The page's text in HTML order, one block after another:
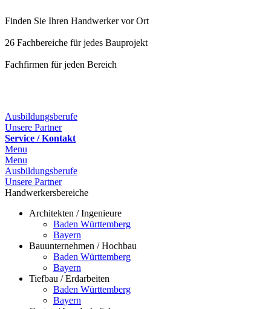
Finden Sie Ihren Handwerker vor Ort
26 Fachbereiche für jedes Bauprojekt
Fachfirmen für jeden Bereich
Ausbildungsberufe
Unsere Partner
Service / Kontakt
Menu
Menu
Ausbildungsberufe
Unsere Partner
Handwerkersbereiche
Architekten / Ingenieure
Baden Württemberg
Bayern
Bauunternehmen / Hochbau
Baden Württemberg
Bayern
Tiefbau / Erdarbeiten
Baden Württemberg
Bayern